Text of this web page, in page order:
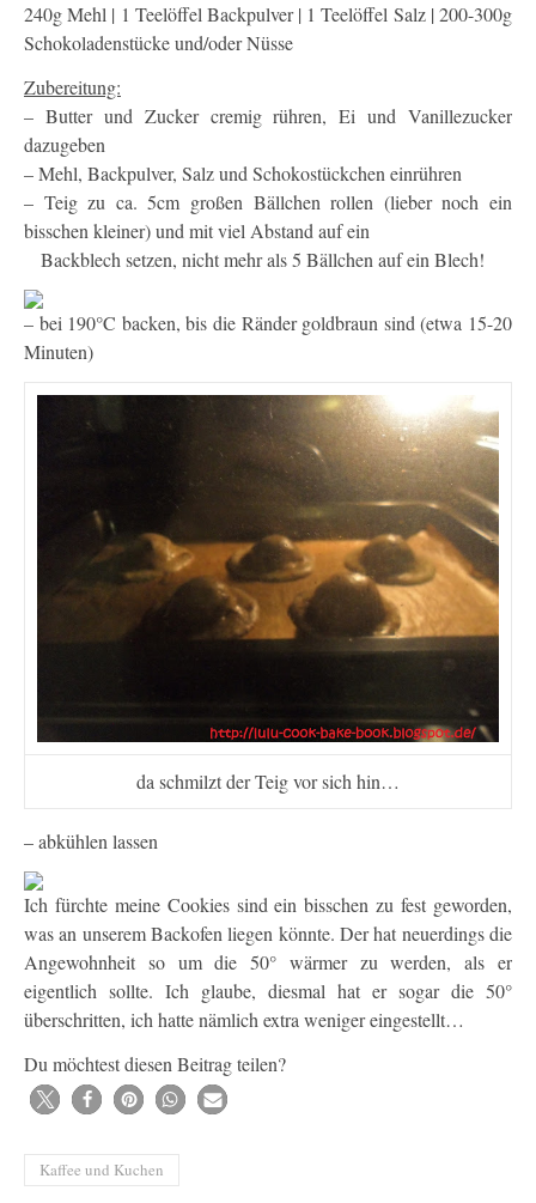
240g Mehl | 1 Teelöffel Backpulver | 1 Teelöffel Salz | 200-300g
Schokoladenstücke und/oder Nüsse
Zubereitung:
– Butter und Zucker cremig rühren, Ei und Vanillezucker
dazugeben
– Mehl, Backpulver, Salz und Schokostückchen einrühren
– Teig zu ca. 5cm großen Bällchen rollen (lieber noch ein
bisschen kleiner) und mit viel Abstand auf ein
Backblech setzen, nicht mehr als 5 Bällchen auf ein Blech!
– bei 190°C backen, bis die Ränder goldbraun sind (etwa 15-20
Minuten)
da schmilzt der Teig vor sich hin…
– abkühlen lassen
Ich fürchte meine Cookies sind ein bisschen zu fest geworden,
was an unserem Backofen liegen könnte. Der hat neuerdings die
Angewohnheit so um die 50° wärmer zu werden, als er
eigentlich sollte. Ich glaube, diesmal hat er sogar die 50°
überschritten, ich hatte nämlich extra weniger eingestellt…
Du möchtest diesen Beitrag teilen?
Kaffee und Kuchen